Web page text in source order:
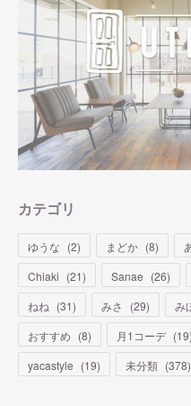
カテゴリ
ゆうな (2) まどか (8)
Chiaki (21) Sanae (26)
ねね (31) みさ (29) み
おすすめ (8) 月1コーデ (19)
yacastyle (19) 未分類 (378)